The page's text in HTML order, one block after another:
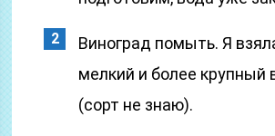
Виноград помыть. Я
мелкий и более крупный
(сорт не знаю).